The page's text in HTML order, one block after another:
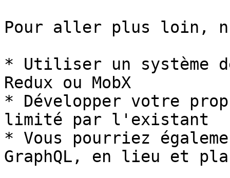
Pour aller plus loin,
* Utiliser un système
Redux ou MobX
* Développer votre
limité par l'existant
* Vous pourriez
GraphQL, en lieu et